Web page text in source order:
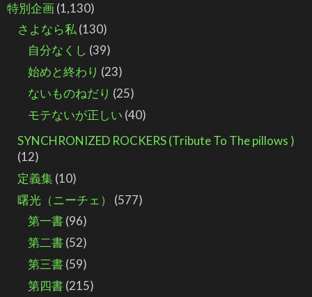
特別企画(1,130)
さよなら私 (130)
自分なくし (39)
始めと終わり (23)
ないものねだり (25)
モテないが正しい (40)
SYNCHRONIZED ROCKERS (Tribute To The pillows )
(12)
定義集(10)
曙光（ニーチェ）
(577)
第一書(96)
第二書(52)
第三書(59)
第四書(215)